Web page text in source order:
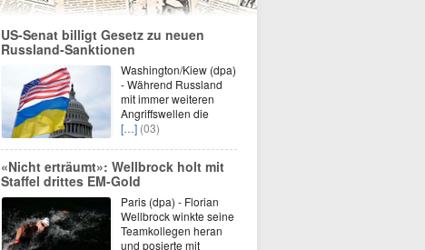
US-Senat billigt Gesetz zu neuen
Russland-Sanktionen
Washington/Kiew (dpa)
- Während Russland
mit immer weiteren
Angriffswellen die
[…] (03)
«Nicht erträumt»: Wellbrock holt mit
Staffel drittes EM-Gold
Paris (dpa) - Florian
Wellbrock winkte seine
Teamkollegen heran
und posierte mit